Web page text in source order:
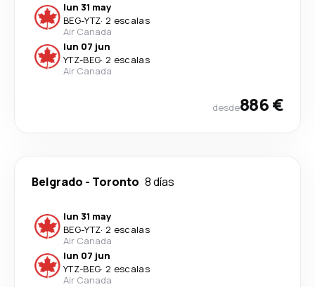
lun 31 may
BEG-YTZ· 2 escalas
Air Canada
lun 07 jun
YTZ-BEG· 2 escalas
Air Canada
desde886 €
Belgrado - Toronto 8 días
lun 31 may
BEG-YTZ· 2 escalas
Air Canada
lun 07 jun
YTZ-BEG· 2 escalas
Air Canada